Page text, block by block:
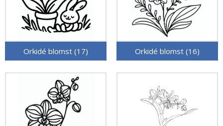
Orkidé blomst (17) Orkidé blomst (16)